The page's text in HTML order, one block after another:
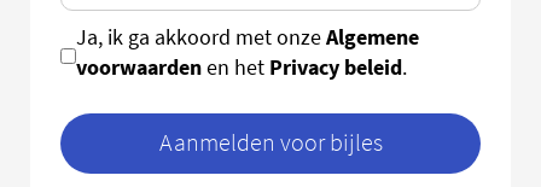
Ja, ik ga akkoord met onzeAlgemene
voorwaardenen het Privacy beleid.
Aanmelden voor bijles